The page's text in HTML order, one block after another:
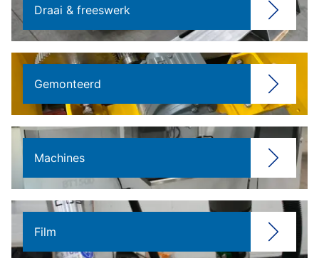
Draai & freeswerk
Gemonteerd
Machines
Film